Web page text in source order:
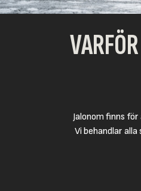
Jalonom finns
Vi behandlar